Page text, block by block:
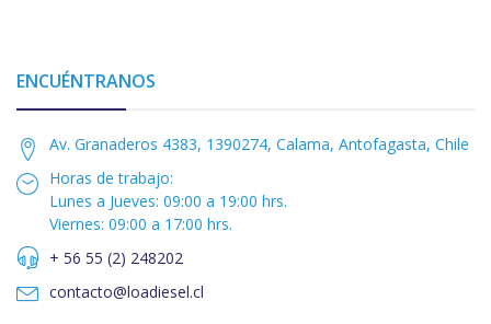
ENCUÉNTRANOS
Av. Granaderos 4383, 1390274, Calama, Antofagasta, Chile
Horas de trabajo:
Lunes a Jueves: 09:00 a 19:00 hrs.
Viernes: 09:00 a 17:00 hrs.
+ 56 55 (2) 248202
contacto@loadiesel.cl